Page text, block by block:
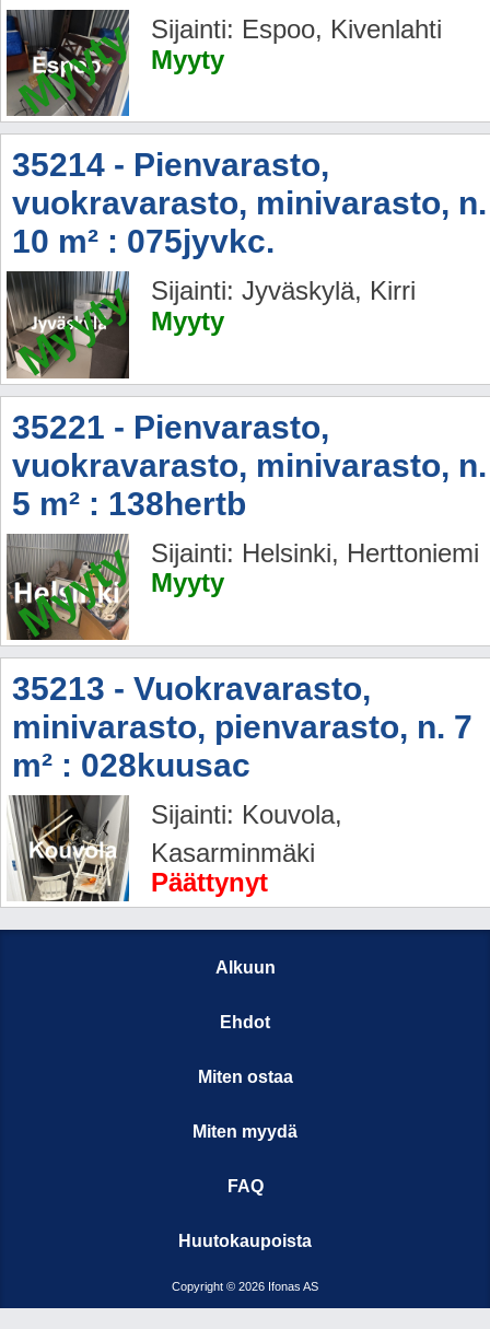
Myyty
Sijainti: Espoo, Kivenlahti
Myyty
35214 - Pienvarasto,
vuokravarasto, minivarasto, n.
10 m² : 075jyvkc.
Myyty
Sijainti: Jyväskylä, Kirri
Myyty
35221 - Pienvarasto,
vuokravarasto, minivarasto, n.
5 m² : 138hertb
Myyty
Sijainti: Helsinki, Herttoniemi
Myyty
35213 - Vuokravarasto,
minivarasto, pienvarasto, n. 7
m² : 028kuusac
Sijainti: Kouvola,
Kasarminmäki
Päättynyt
Alkuun
Ehdot
Miten ostaa
Miten myydä
FAQ
Huutokaupoista
Copyright © 2026 Ifonas AS